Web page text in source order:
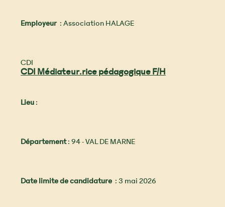
Employeur: Association HALAGE
CDI
CDI Médiateur.rice pédagogique F/H
Lieu:
Département: 94 - VAL DE MARNE
Date limite de candidature : 3 mai 2026